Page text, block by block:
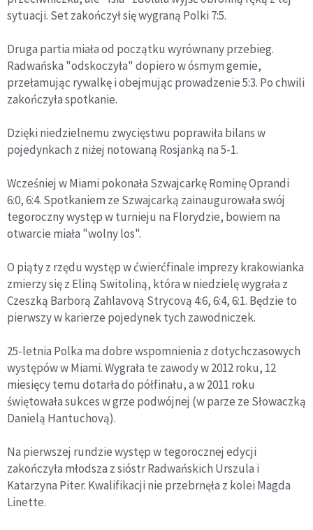
sytuacji. Set zakończył się wygraną Polki 7:5.
Druga partia miała od początku wyrównany przebieg.
Radwańska "odskoczyła" dopiero w ósmym gemie,
przełamując rywalkę i obejmując prowadzenie 5:3. Po chwili
zakończyła spotkanie.
Dzięki niedzielnemu zwycięstwu poprawiła bilans w
pojedynkach z niżej notowaną Rosjanką na 5-1.
Wcześniej w Miami pokonała Szwajcarkę Rominę Oprandi
6:0, 6:4. Spotkaniem ze Szwajcarką zainaugurowała swój
tegoroczny występ w turnieju na Florydzie, bowiem na
otwarcie miała "wolny los".
O piąty z rzędu występ w ćwierćfinale imprezy krakowianka
zmierzy się z Eliną Switoliną, która w niedzielę wygrała z
Czeszką Barborą Zahlavovą Strycovą 4:6, 6:4, 6:1. Będzie to
pierwszy w karierze pojedynek tych zawodniczek.
25-letnia Polka ma dobre wspomnienia z dotychczasowych
występów w Miami. Wygrała te zawody w 2012 roku, 12
miesięcy temu dotarła do półfinału, a w 2011 roku
świętowała sukces w grze podwójnej (w parze ze Słowaczką
Danielą Hantuchovą).
Na pierwszej rundzie występ w tegorocznej edycji
zakończyła młodsza z sióstr Radwańskich Urszula i
Katarzyna Piter. Kwalifikacji nie przebrnęła z kolei Magda
Linette.